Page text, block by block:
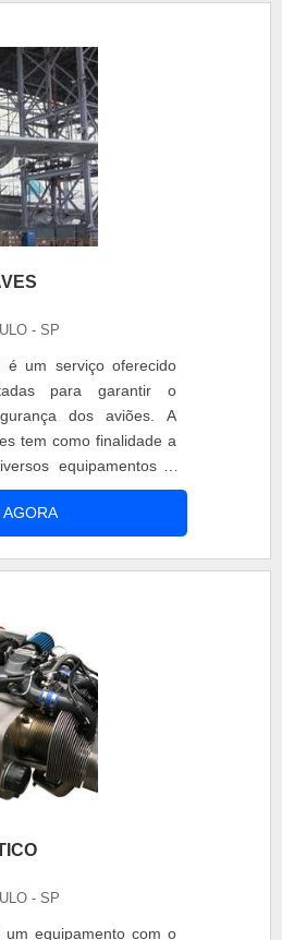
- SP
um serviço oferecido
para garantir o
dos aviões. A
tem como finalidade a
equipamentos e
dos mesmos. O
inteligente para
ajustar ou regular
- SP
equipamento com o